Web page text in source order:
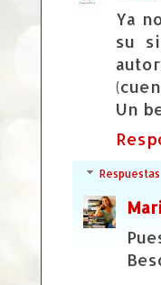
Ya
su
Un
Respuestas